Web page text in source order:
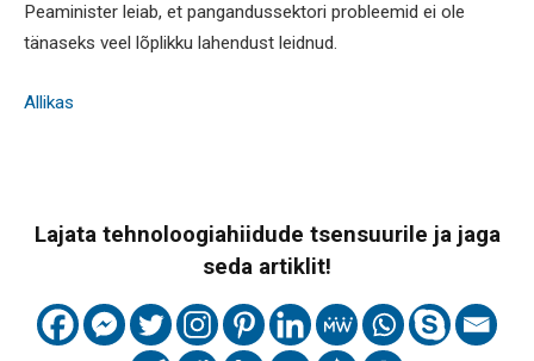
Peaminister leiab, et pangandussektori probleemid ei ole
tänaseks veel lõplikku lahendust leidnud.
Allikas
Lajata tehnoloogiahiidude tsensuurile ja jaga
seda artiklit!